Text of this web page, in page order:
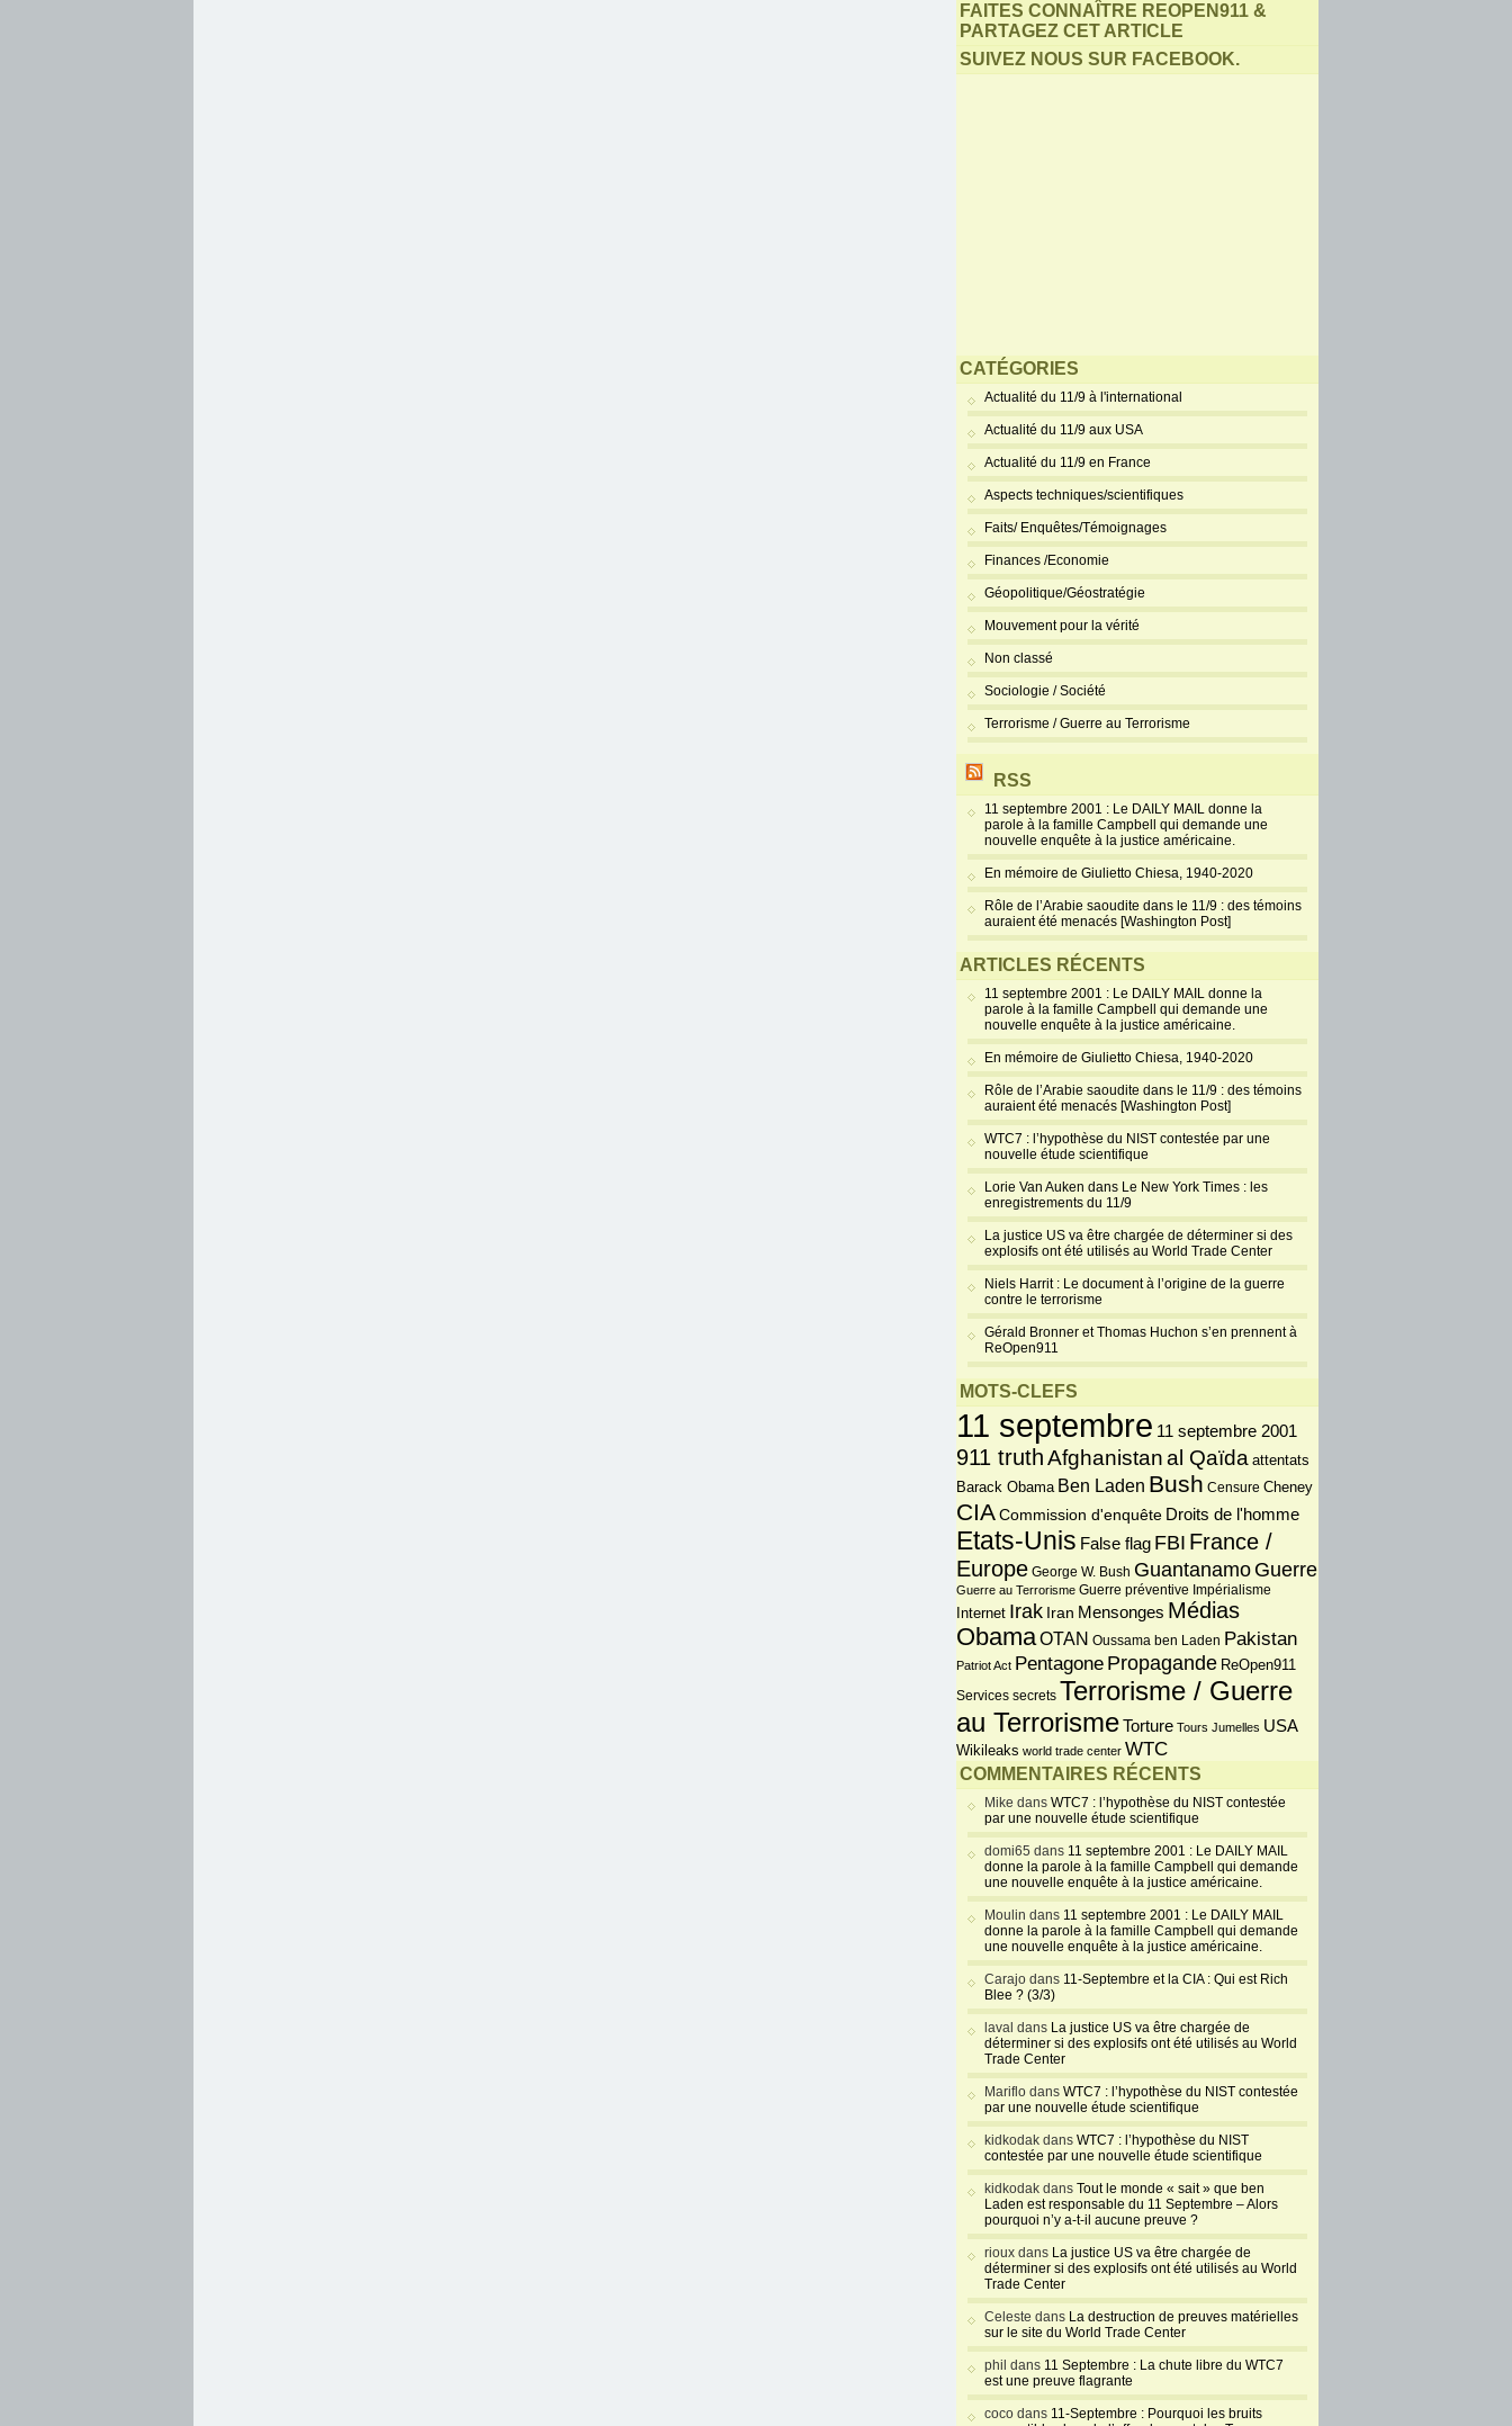
FAITES CONNAÎTRE REOPEN911 &
PARTAGEZ CET ARTICLE
SUIVEZ NOUS SUR FACEBOOK.
CATÉGORIES
Actualité du 11/9 à l'international
Actualité du 11/9 aux USA
Actualité du 11/9 en France
Aspects techniques/scientifiques
Faits/ Enquêtes/Témoignages
Finances /Economie
Géopolitique/Géostratégie
Mouvement pour la vérité
Non classé
Sociologie / Société
Terrorisme / Guerre au Terrorisme
RSS
11 septembre 2001 : Le DAILY MAIL donne la
parole à la famille Campbell qui demande une
nouvelle enquête à la justice américaine.
En mémoire de Giulietto Chiesa, 1940-2020
Rôle de l’Arabie saoudite dans le 11/9 : des témoins
auraient été menacés [Washington Post]
ARTICLES RÉCENTS
11 septembre 2001 : Le DAILY MAIL donne la
parole à la famille Campbell qui demande une
nouvelle enquête à la justice américaine.
En mémoire de Giulietto Chiesa, 1940-2020
Rôle de l’Arabie saoudite dans le 11/9 : des témoins
auraient été menacés [Washington Post]
WTC7 : l’hypothèse du NIST contestée par une
nouvelle étude scientifique
Lorie Van Auken dans Le New York Times : les
enregistrements du 11/9
La justice US va être chargée de déterminer si des
explosifs ont été utilisés au World Trade Center
Niels Harrit : Le document à l’origine de la guerre
contre le terrorisme
Gérald Bronner et Thomas Huchon s’en prennent à
ReOpen911
MOTS-CLEFS
11 septembre 11 septembre 2001
911 truthAfghanistanal Qaïda attentats
Barack Obama Ben Laden Bush Censure Cheney
CIA Commission d'enquête Droits de l'homme
Etats-Unis False flag FBI France /
Europe George W. Bush Guantanamo Guerre
Guerre au Terrorisme Guerre préventive Impérialisme
Internet Irak Iran Mensonges Médias
ObamaOTAN Oussama ben Laden Pakistan
Patriot Act Pentagone Propagande ReOpen911
Services secrets Terrorisme / Guerre
au TerrorismeTorture Tours Jumelles USA
Wikileaks world trade center WTC
COMMENTAIRES RÉCENTS
Mike dans WTC7 : l’hypothèse du NIST contestée
par une nouvelle étude scientifique
domi65 dans 11 septembre 2001 : Le DAILY MAIL
donne la parole à la famille Campbell qui demande
une nouvelle enquête à la justice américaine.
Moulin dans 11 septembre 2001 : Le DAILY MAIL
donne la parole à la famille Campbell qui demande
une nouvelle enquête à la justice américaine.
Carajo dans 11-Septembre et la CIA : Qui est Rich
Blee ? (3/3)
laval dans La justice US va être chargée de
déterminer si des explosifs ont été utilisés au World
Trade Center
Mariflo dans WTC7 : l’hypothèse du NIST contestée
par une nouvelle étude scientifique
kidkodak dans WTC7 : l’hypothèse du NIST
contestée par une nouvelle étude scientifique
kidkodak dans Tout le monde « sait » que ben
Laden est responsable du 11 Septembre – Alors
pourquoi n’y a-t-il aucune preuve ?
rioux dans La justice US va être chargée de
déterminer si des explosifs ont été utilisés au World
Trade Center
Celeste dans La destruction de preuves matérielles
sur le site du World Trade Center
phil dans 11 Septembre : La chute libre du WTC7
est une preuve flagrante
coco dans 11-Septembre : Pourquoi les bruits